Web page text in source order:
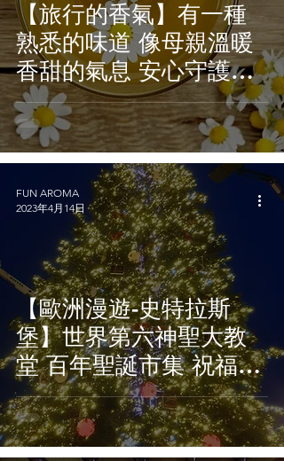
【旅行的香氣】有一種
熟悉的味道 像母親溫暖
香甜的氣息 安心守護精
油－羅馬洋甘菊Roman
Chamomile
【歐洲漫遊-史特拉斯
堡】世界第六神聖大教
堂 百年聖誕市集 祝福大
家聖潔平安 迎向2021嶄
新一年!
FUN AROMA
2023年4月14日